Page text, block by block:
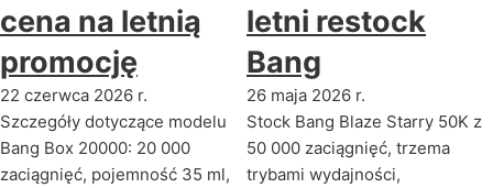
cena na letnią
promocję
22 czerwca 2026 r.
Szczegóły dotyczące modelu
Bang Box 20000: 20 000
zaciągnięć, pojemność 35 ml,
letni restock
Bang
26 maja 2026 r.
Stock Bang Blaze Starry 50K z
50 000 zaciągnięć, trzema
trybami wydajności,